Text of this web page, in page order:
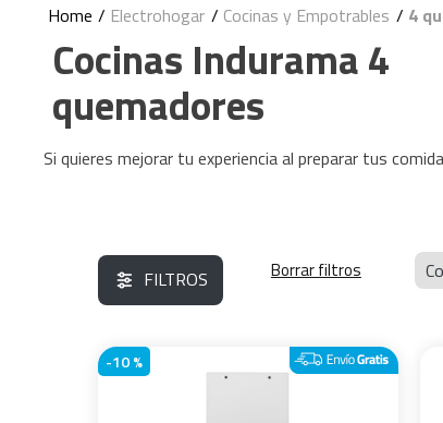
Electrohogar Cocinas y Empotrables 4
Cocinas Indurama 4
quemadores
Si quieres mejorar tu experiencia al preparar tus
FILTROS
-10 %